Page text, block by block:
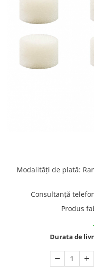
Preventie iritatia pielii
Huse dispozitive
Alimentatoare si baterii
Stocare si generare raport
Modalităţi de plată:
Consultanţă
Produs
Durata de